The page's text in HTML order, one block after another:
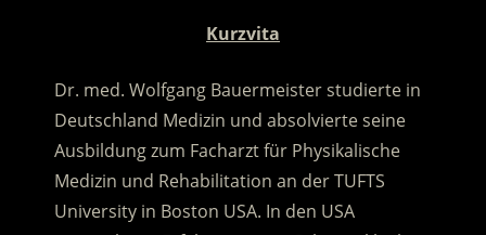
Kurzvita
Dr. med. Wolfgang Bauermeister studierte in
Deutschland Medizin und absolvierte seine
Ausbildung zum Facharzt für Physikalische
Medizin und Rehabilitation an der TUFTS
University in Boston USA. In den USA